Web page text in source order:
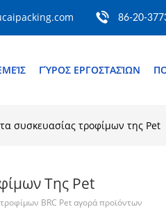
86-20-
ΓΎΡΟΣ ΕΡΓΟΣΤΑΣΊΩΝ
συσκευασίας τροφίμων της Pet
Της Pet
BRC Pet αγορά προϊόντων